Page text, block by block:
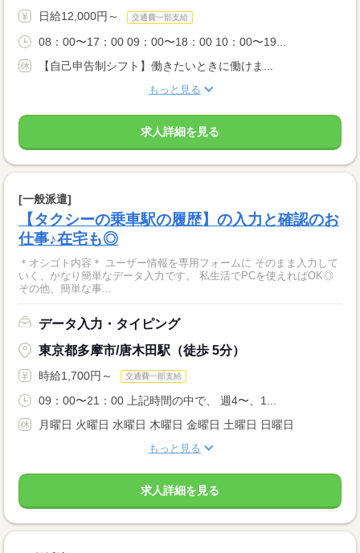
日給12,000円～ 交通費一部支給
08：00〜17：00 09：00〜18：00 10：00〜19...
【自己申告制シフト】働きたいときに働けま...
もっと見る
求人詳細を見る
[一般派遣]
【タクシーの乗車駅の履歴】の入力と確認のお
仕事♪在宅も◎
＊オシゴト内容＊ ユーザー情報を専用フォームに そのまま入力して
いく、かなり簡単なデータ入力です。 私生活でPCを使えればOK◎
その他、簡単な事...
データ入力・タイピング
東京都多摩市/唐木田駅（徒歩 5分）
時給1,700円～ 交通費一部支給
09：00〜21：00 上記時間の中で、 週4〜、1...
月曜日 火曜日 水曜日 木曜日 金曜日 土曜日 日曜日
もっと見る
求人詳細を見る